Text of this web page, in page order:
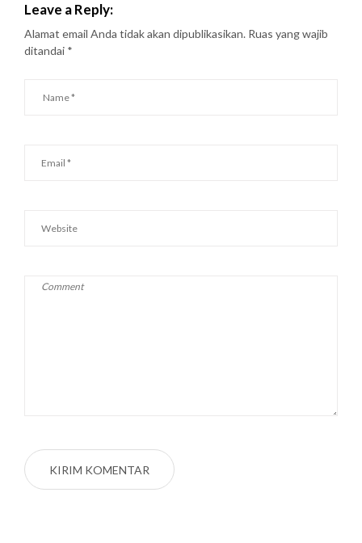
Leave a Reply:
Alamat email Anda tidak akan dipublikasikan. Ruas yang wajib
ditandai *